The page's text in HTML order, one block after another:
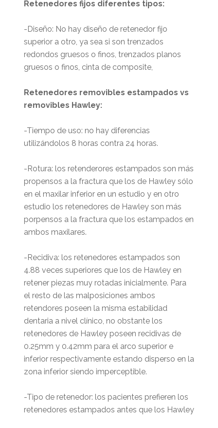
Retenedores fijos diferentes tipos:
-Diseño: No hay diseño de retenedor fijo
superior a otro, ya sea si son trenzados
redondos gruesos o finos, trenzados planos
gruesos o finos, cinta de composite,
Retenedores removibles estampados vs
removibles Hawley:
-Tiempo de uso: no hay diferencias
utilizándolos 8 horas contra 24 horas.
-Rotura: los retenderores estampados son más
propensos a la fractura que los de Hawley sólo
en el maxilar inferior en un estudio y en otro
estudio los retenedores de Hawley son más
porpensos a la fractura que los estampados en
ambos maxilares.
-Recidiva: los retenedores estampados son
4.88 veces superiores que los de Hawley en
retener piezas muy rotadas inicialmente. Para
el resto de las malposiciones ambos
retendores poseen la misma estabilidad
dentaria a nivel clínico, no obstante los
retenedores de Hawley poseen recidivas de
0.25mm y 0.42mm para el arco superior e
inferior respectivamente estando disperso en la
zona inferior siendo imperceptible.
-Tipo de retenedor: los pacientes prefieren los
retenedores estampados antes que los Hawley